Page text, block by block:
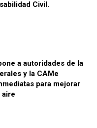
Civil.
a autoridades de la
y la CAMe
para mejorar
aire